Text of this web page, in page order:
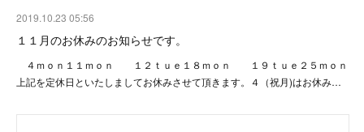
2019.10.23 05:56
１１月のお休みのお知らせです。
４ｍｏｎ１１ｍｏｎ １２ｔｕｅ１８ｍｏｎ １９ｔｕｅ２５ｍｏｎ
上記を定休日といたしましてお休みさせて頂きます。４（祝月)はお休み…